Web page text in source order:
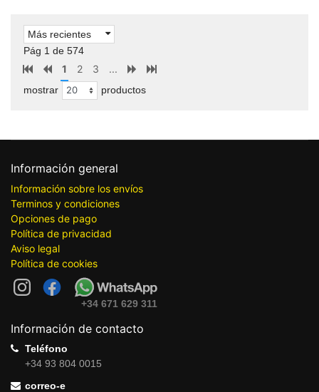
Más recientes
Pág 1 de 574
1 2 3 ...
mostrar productos
Información general
Información sobre los envíos
Terminos y condiciones
Opciones de pago
Política de privacidad
Aviso legal
Política de cookies
+34 671 629 311
Información de contacto
Teléfono
+34 93 804 0015
correo-e